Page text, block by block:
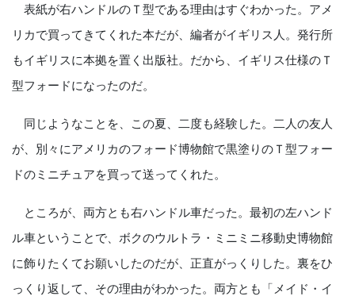
表紙が右ハンドルのＴ型である理由はすぐわかった。アメ
リカで買ってきてくれた本だが、編者がイギリス人。発行所
もイギリスに本拠を置く出版社。だから、イギリス仕様のＴ
型フォードになったのだ。
同じようなことを、この夏、二度も経験した。二人の友人
が、別々にアメリカのフォード博物館で黒塗りのＴ型フォー
ドのミニチュアを買って送ってくれた。
ところが、両方とも右ハンドル車だった。最初の左ハンド
ル車ということで、ボクのウルトラ・ミニミニ移動史博物館
に飾りたくてお願いしたのだが、正直がっくりした。裏をひ
っくり返して、その理由がわかった。両方とも「メイド・イ